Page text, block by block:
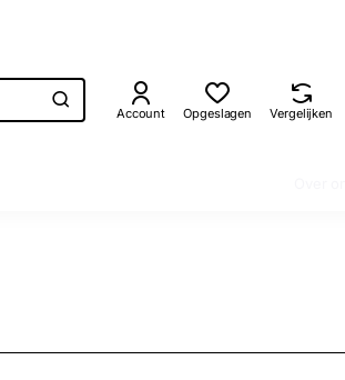
Account Opgeslagen Vergelijken